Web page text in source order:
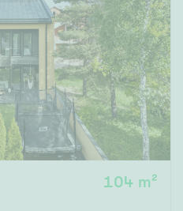
Ei uudiskohteita
104 m²